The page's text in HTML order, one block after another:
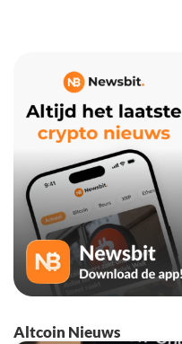
Altcoin Nieuws